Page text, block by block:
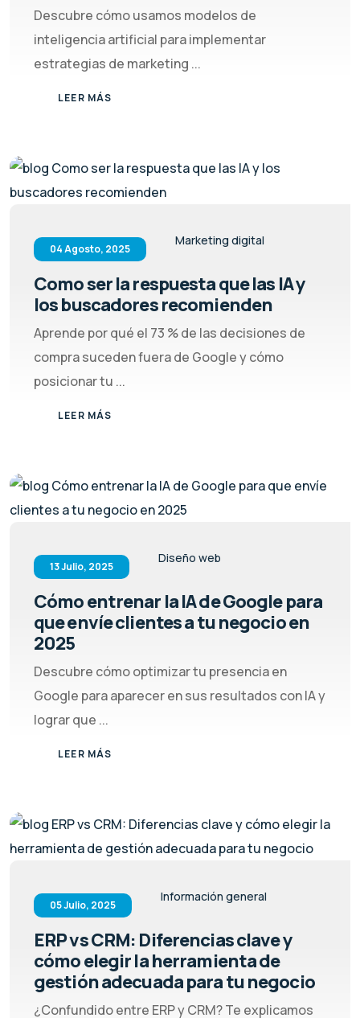
Descubre cómo usamos modelos de
inteligencia artificial para implementar
estrategias de marketing ...
LEER MÁS
04 Agosto, 2025
Marketing digital
Como ser la respuesta que las IA y
los buscadores recomienden
Aprende por qué el 73 % de las decisiones de
compra suceden fuera de Google y cómo
posicionar tu ...
LEER MÁS
13 Julio, 2025
Diseño web
Cómo entrenar la IA de Google para
que envíe clientes a tu negocio en
2025
Descubre cómo optimizar tu presencia en
Google para aparecer en sus resultados con IA y
lograr que ...
LEER MÁS
05 Julio, 2025
Información general
ERP vs CRM: Diferencias clave y
cómo elegir la herramienta de
gestión adecuada para tu negocio
¿Confundido entre ERP y CRM? Te explicamos